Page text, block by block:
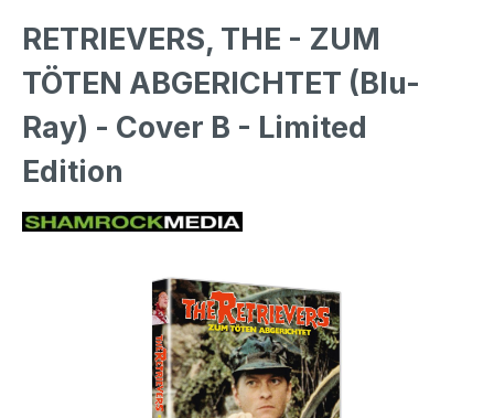
RETRIEVERS, THE - ZUM
TÖTEN ABGERICHTET (Blu-
Ray) - Cover B - Limited
Edition
Bildergalerie überspringen